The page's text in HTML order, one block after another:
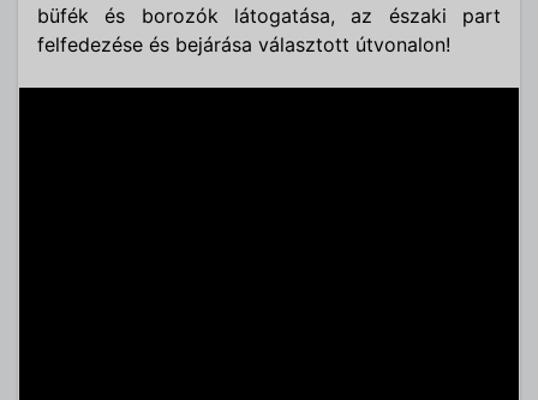
büfék és borozók látogatása, az északi part
felfedezése és bejárása választott útvonalon!